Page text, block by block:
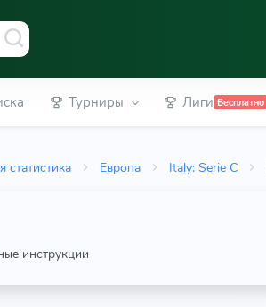
Турниры Лиги Бесплатно
статистика Европа Italy: Serie C
инструкции